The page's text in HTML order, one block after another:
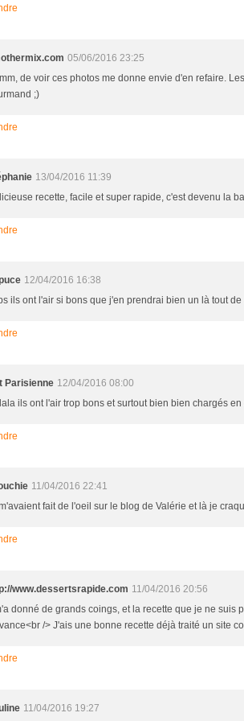
05/06/2016 23:25
de voir ces photos me donne envie d'en refaire.
;)
13/04/2016 11:39
recette, facile et super rapide, c'est devenu la
12/04/2016 16:38
ils ont l'air si bons que j'en prendrai bien un là tout
Parisienne 12/04/2016 08:00
ils ont l'air trop bons et surtout bien bien chargés
11/04/2016 22:41
fait de l'oeil sur le blog de Valérie et là je
www.dessertsrapide.com 11/04/2016 20:56
donné de grands coings, et la recette que je ne suis
/> J'ais une bonne recette déjà traité un site
11/04/2016 19:27